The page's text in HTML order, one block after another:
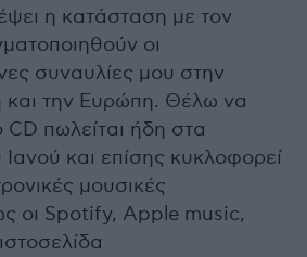
η κατάσταση με τον
οι
συναυλίες μου στην
και την Ευρώπη. Θέλω να
πωλείται ήδη στα
και επίσης κυκλοφορεί
μουσικές
οι Spotify, Apple music,